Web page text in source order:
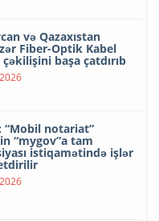
və Qazaxıstan
Fiber-Optik Kabel
başa çatdırıb
“Mobil notariat”
“mygov”a tam
istiqamətində işlər